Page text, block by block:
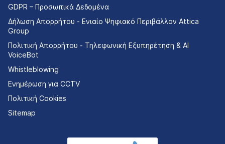
GDPR – Προσωπικά Δεδομένα
Δήλωση Απορρήτου - Ενιαίο Ψηφιακό Περιβάλλον Attica
Group
Πολιτική Απορρήτου - Τηλεφωνική Εξυπηρέτηση & AI
VoiceBot
Whistleblowing
Ενημέρωση για CCTV
Πολιτική Cookies
Sitemap